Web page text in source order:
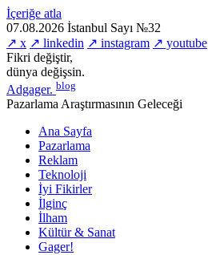
İçeriğe atla
07.08.2026 İstanbul Sayı №32
↗ x ↗ linkedin ↗ instagram ↗ youtube
Fikri değiştir,
dünya değişsin.
Adgager. blog
Pazarlama Araştırmasının Geleceği
Ana Sayfa
Pazarlama
Reklam
Teknoloji
İyi Fikirler
İlginç
İlham
Kültür & Sanat
Gager!